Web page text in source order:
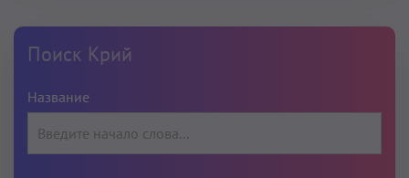
Поиск Крий
Название